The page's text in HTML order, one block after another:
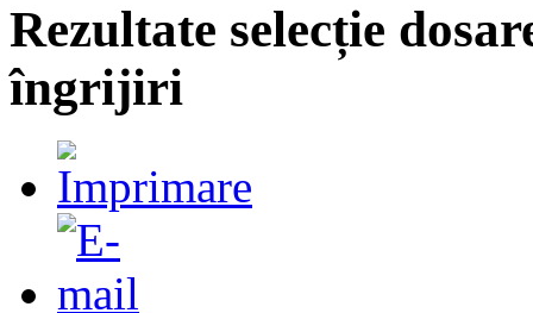
Rezultate selecție
îngrijiri